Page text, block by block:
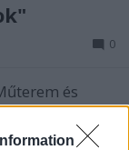
0
és
fiatal,
Tarka Niko a